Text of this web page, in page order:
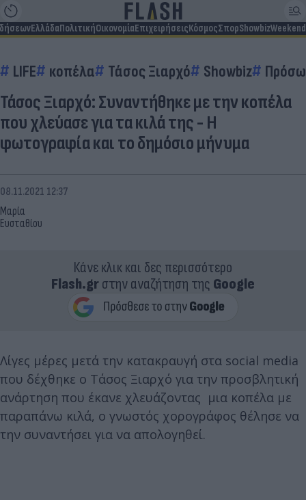
ΕλλάδαΠολιτικήΟικονομίαΕπιχειρήσειςΚόσμοςΣπορShowbizWeekend
LIFE κοπέλα Τάσος Ξιαρχό Showbiz
Τάσος Ξιαρχό: Συναντήθηκε με την κοπέλα
που χλεύασε για τα κιλά της - Η
φωτογραφία και το δημόσιο μήνυμα
Μαρία
Ευσταθίου
08.11.2021 12:37
Κάνε κλικ και δες περισσότερο
Flash.grστην αναζήτηση της Google
Λίγες μέρες μετά την κατακραυγή στα social media
που δέχθηκε ο Τάσος Ξιαρχό για την προσβλητική
ανάρτηση που έκανε χλευάζοντας μια κοπέλα με
παραπάνω κιλά, ο γνωστός χορογράφος θέλησε να
την συναντήσει για να απολογηθεί.